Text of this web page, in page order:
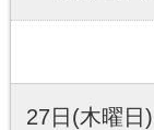
27日(木曜日)